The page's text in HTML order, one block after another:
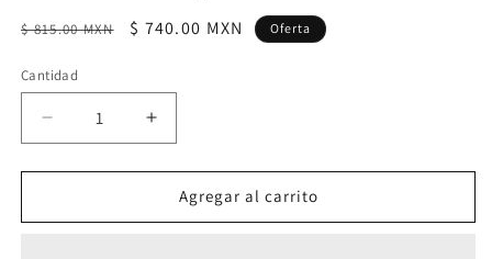
Precio
$ 815.00 MXN
Precio
$ 740.00 MXN Oferta
Cantidad
Reducir
cantidad
para
Julio
Aumentar
cantidad
para
Don
Julio
Agregar al carrito